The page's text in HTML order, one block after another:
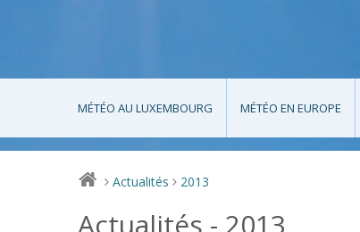
MÉTÉO AU LUXEMBOURG MÉTÉO EN EUROPE
> Actualités > 2013
Actualités - 2013